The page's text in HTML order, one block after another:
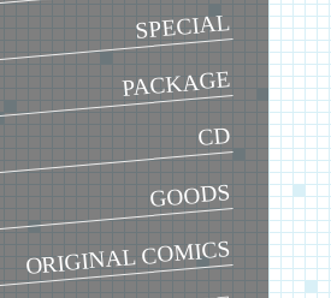
SPECIAL
PACKAGE
CD
GOODS
ORIGINAL COMICS